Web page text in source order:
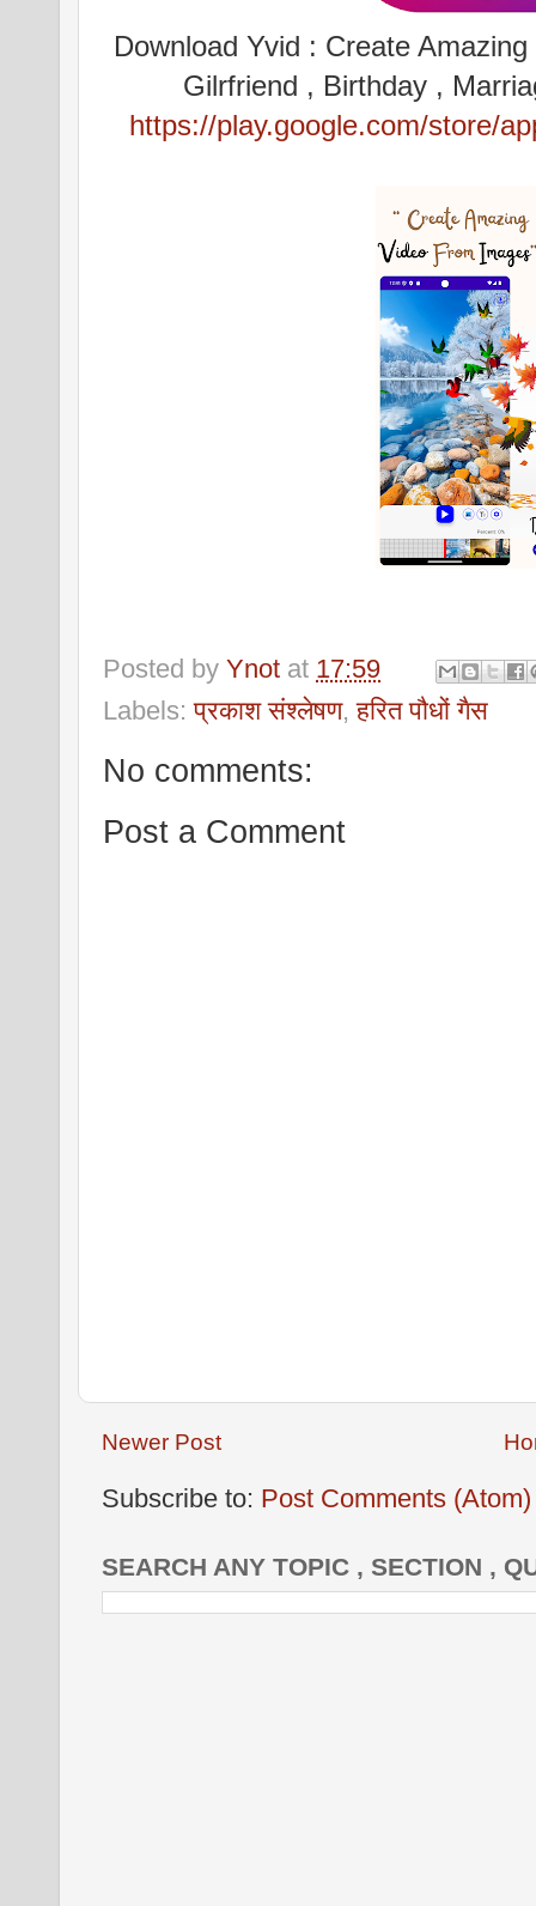
Download Yvid : Create
Gilrfriend , Birthday ,
https://play.google.com/store/
Posted by Ynot at 17:59
Labels:प्रकाश संश्लेषण,हरित पौधों गैस
No comments:
Post a Comment
Newer Post
Subscribe to: Post Comments (Atom)
SEARCH ANY TOPIC , SECTION ,